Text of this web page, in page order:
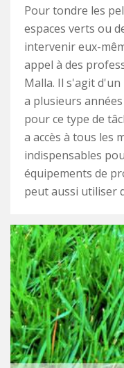
Pour tondre les
espaces verts ou
intervenir eux-
appel à des
Malla. Il s'agit
a plusieurs
pour ce type de
a accès à tous les
indispensables
équipements de
peut aussi utiliser